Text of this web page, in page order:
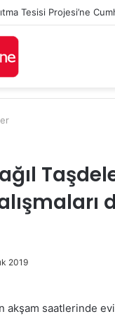
2019
akşam saatlerinde